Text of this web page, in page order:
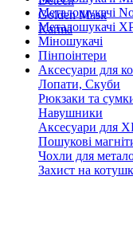
Golden Mask
Karma
Металошукачі
Металошукачі
Міношукачі
Пінпоінтери
Аксесуари для
Лопати, Скуби
Рюкзаки та
Навушники
Аксесуари для
Пошукові
Чохли для
Захист на